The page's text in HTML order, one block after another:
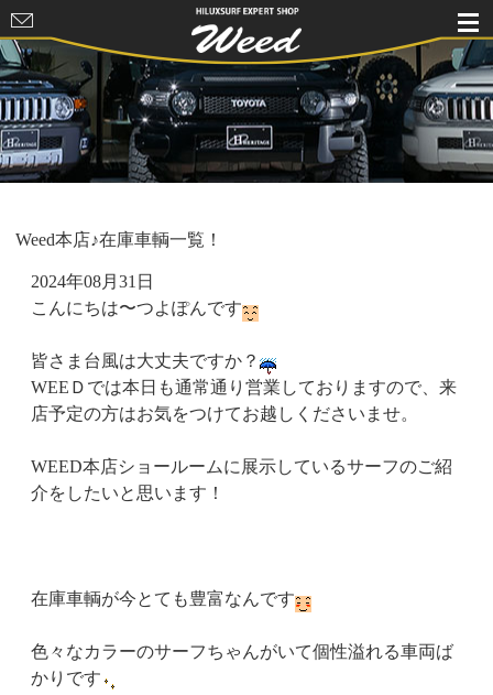
HILUXSURF
EXPERT
SHOP Weed
Weed本店♪在庫車輌一覧！
2024年08月31日
こんにちは〜つよぽんです
皆さま台風は大丈夫ですか？
WEEＤでは本日も通常通り営業しておりますので、来
店予定の方はお気をつけてお越しくださいませ。
WEED本店ショールームに展示しているサーフのご紹
介をしたいと思います！
在庫車輌が今とても豊富なんです
色々なカラーのサーフちゃんがいて個性溢れる車両ば
かりです